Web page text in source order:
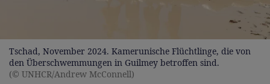
Tschad, November 2024. Kamerunische Flüchtlinge, die von
den Überschwemmungen in Guilmey betroffen sind.
(© UNHCR/Andrew McConnell)